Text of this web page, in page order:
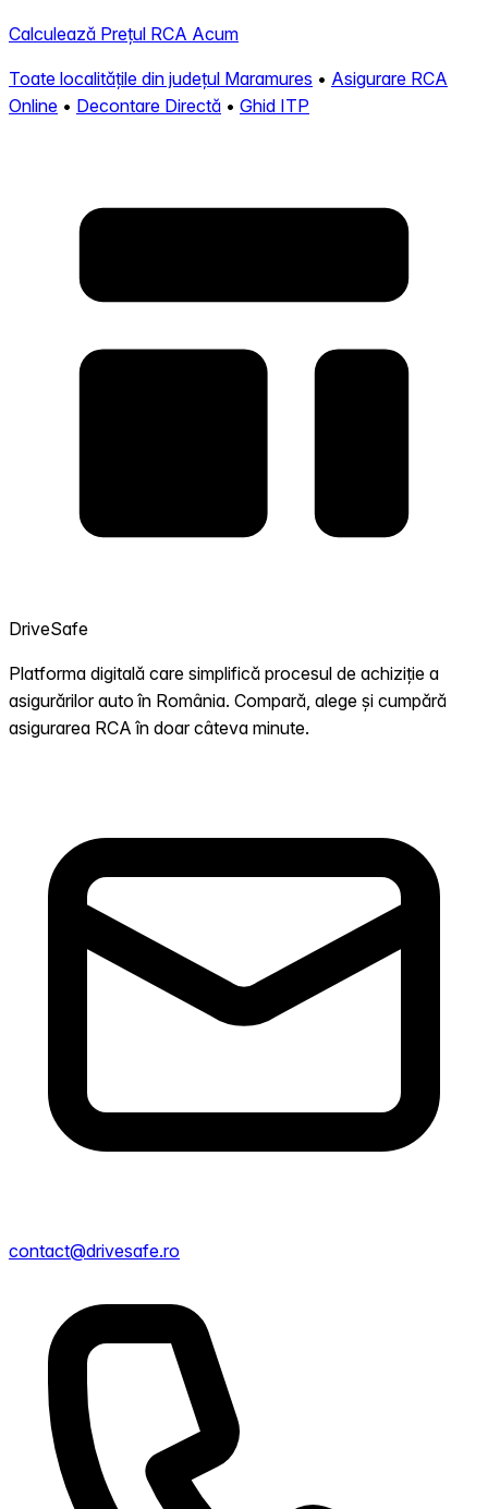
Calculează Prețul RCA Acum
Toate localitățile din județul Maramures • Asigurare RCA
Online • Decontare Directă • Ghid ITP
DriveSafe
Platforma digitală care simplifică procesul de achiziție a
asigurărilor auto în România. Compară, alege și cumpără
asigurarea RCA în doar câteva minute.
contact@drivesafe.ro